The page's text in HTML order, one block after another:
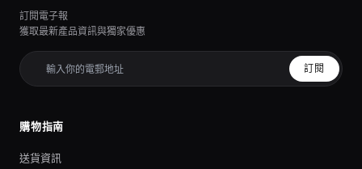
訂閱電子報
獲取最新產品資訊與獨家優惠
訂閱
購物指南
送貨資訊